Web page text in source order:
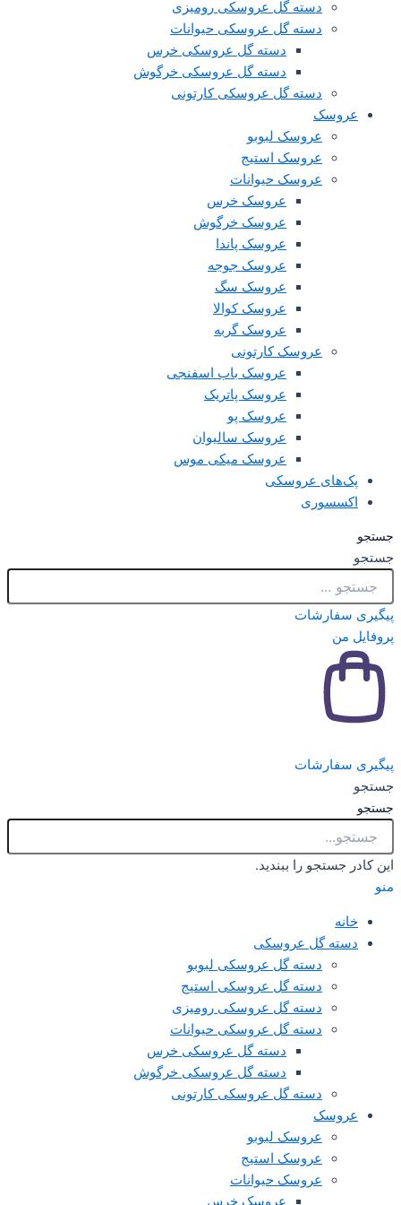
دسته گل عروسکی رومیزی
دسته گل عروسکی حیوانات
دسته گل عروسکی خرس
دسته گل عروسکی خرگوش
دسته گل عروسکی کارتونی
عروسک لبوبو
عروسک استیج
عروسک حیوانات
عروسک خرس
عروسک خرگوش
عروسک پاندا
عروسک جوجه
عروسک سگ
عروسک کوالا
عروسک گربه
عروسک کارتونی
عروسک باب اسفنجی
عروسک پاتریک
عروسک پو
عروسک سالیوان
عروسک میکی موس
عروسکی
را ببندید.
گل عروسکی
دسته گل عروسکی لبوبو
دسته گل عروسکی استیج
دسته گل عروسکی رومیزی
دسته گل عروسکی حیوانات
دسته گل عروسکی خرس
دسته گل عروسکی خرگوش
دسته گل عروسکی کارتونی
عروسک لبوبو
عروسک استیج
عروسک حیوانات
عروسک خرس